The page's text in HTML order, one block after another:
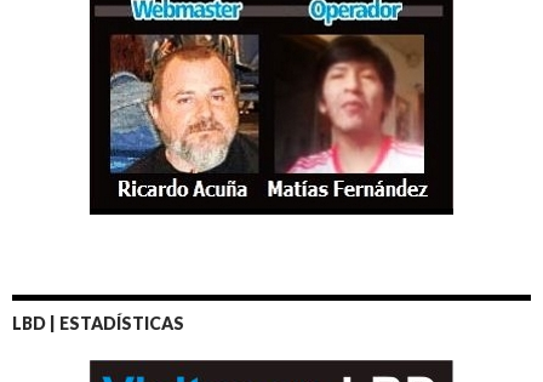
LBD | ESTADÍSTICAS